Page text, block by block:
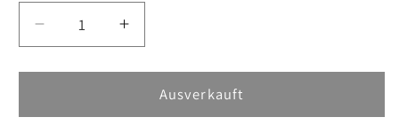
Verringere
die
Menge
Suntory
Erhöhe
die
Menge
Suntory
Ausverkauft